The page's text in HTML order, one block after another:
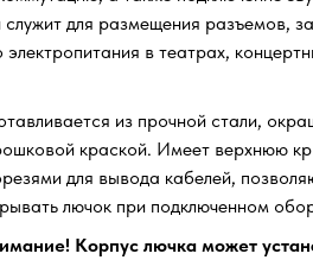
для размещения разъемов,
в театрах,
Корпус лючка может
из прочной стали,
краской. Имеет верхнюю
для вывода кабелей,
лючок при подключенном